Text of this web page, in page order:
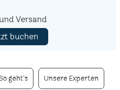
Versand
buchen
geht's Unsere Experten